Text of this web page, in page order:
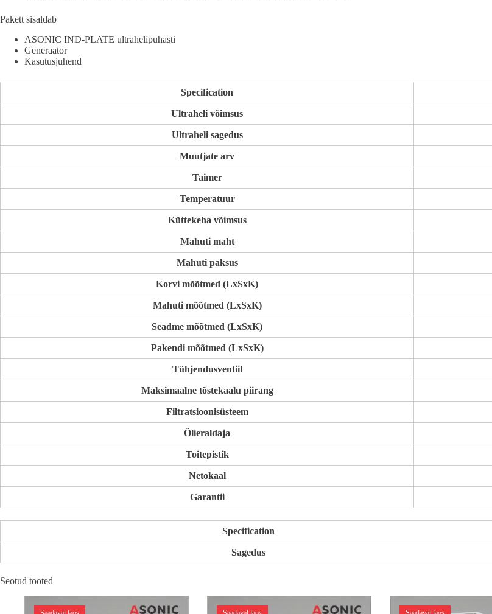
Pakett sisaldab
ASONIC IND-PLATE ultrahelipuhasti
Generaator
Kasutusjuhend
Specification
Ultraheli võimsus
Ultraheli sagedus
Muutjate arv
Taimer
Temperatuur
Küttekeha võimsus
Mahuti maht
Mahuti paksus
Korvi mõõtmed (LxSxK)
Mahuti mõõtmed (LxSxK)
Seadme mõõtmed (LxSxK)
Pakendi mõõtmed (LxSxK)
Tühjendusventiil
Maksimaalne tõstekaalu piirang
Filtratsioonisüsteem
Õlieraldaja
Toitepistik
Netokaal
Garantii
Specification
Sagedus
Seotud tooted